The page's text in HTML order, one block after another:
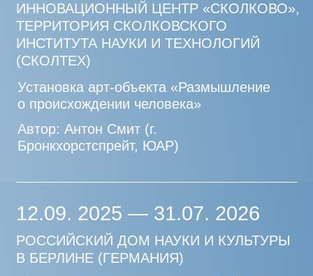
Установка арт-объекта «Простые формы»
Авторы: Ася Заславская, Софья
Добычина, Андрей Астахов (г. Москва,
ИНОВАЦИОННЫЙ ЦЕНТР «СКОЛКОВО»,
ДЕТСКАЯ ПЛОЩАДКА НА БОЛЬШОМ
БУЛЬВАРЕ
СКОЛТЕХ,
«WHAT?! НАУКА. ИСКУССТВО.
РЕЗОНАНСЫ»
Экскурсия: «Здесь и Сейчас».
Современное искусство в Сколково